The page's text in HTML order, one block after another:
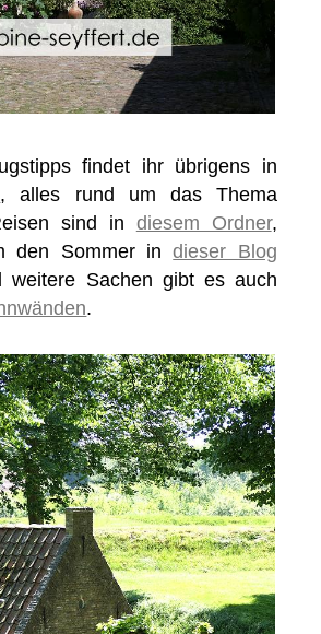
findet ihr übrigens in
, alles rund um das Thema
sind in diesem Ordner,
den Sommer indieser Blog
weitere Sachen gibt es auch
.